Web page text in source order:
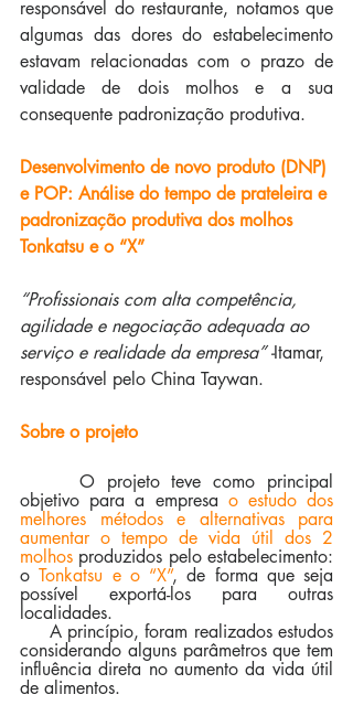
responsável do restaurante, notamos que
algumas das dores do estabelecimento
estavam relacionadas com o prazo de
validade de dois molhos e a sua
consequente padronização produtiva.
Desenvolvimento de novo produto (DNP)
e POP: Análise do tempo de prateleira e
padronização produtiva dos molhos
Tonkatsu e o “X”
“Profissionais com alta competência,
agilidade e negociação adequada ao
serviço e realidade da empresa” -Itamar,
responsável pelo China Taywan.
Sobre o projeto
objetivo para a empresa o estudo dos
melhores métodos e alternativas para
aumentar o tempo de vida útil dos 2
molhos produzidos pelo estabelecimento:
o Tonkatsu e o “X”, de forma que seja
possível exportá-los para outras
localidades.
considerando alguns parâmetros que tem
influência direta no aumento da vida útil
de alimentos.